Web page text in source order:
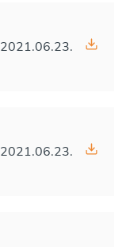
2021.06.23.
2021.06.23.